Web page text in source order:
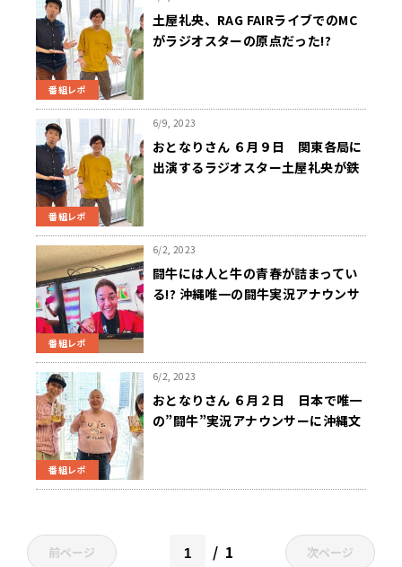
番組レポ
土屋礼央、RAG FAIRライブでのMC
がラジオスターの原点だった!?
番組レポ
6/9, 2023
おとなりさん ６月９日 関東各局に
出演するラジオスター土屋礼央が鉄
番組レポ
6/2, 2023
闘牛には人と牛の青春が詰まってい
る!? 沖縄唯一の闘牛実況アナウンサ
番組レポ
6/2, 2023
おとなりさん ６月２日 日本で唯一
の”闘牛”実況アナウンサーに沖縄文
前ページ 1 次ページ